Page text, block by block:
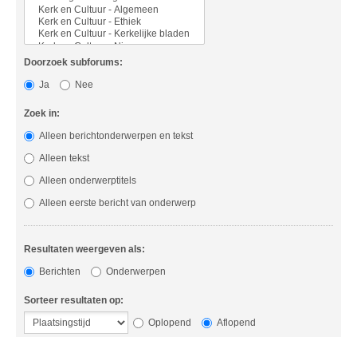
Doorzoek subforums:
Ja
Nee
Zoek in:
Alleen berichtonderwerpen en tekst
Alleen tekst
Alleen onderwerptitels
Alleen eerste bericht van onderwerp
Resultaten weergeven als:
Berichten
Onderwerpen
Sorteer resultaten op:
Oplopend
Aflopend